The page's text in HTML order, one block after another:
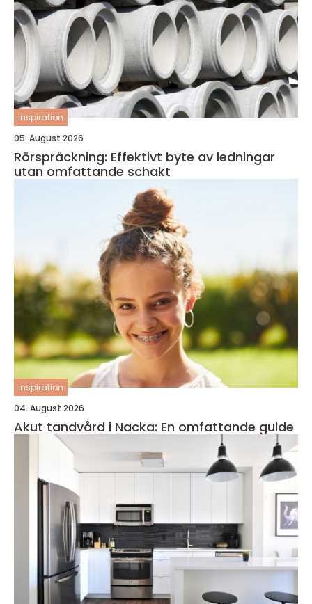
inspiration
05. August 2026
Rörspräckning: Effektivt byte av ledningar
utan omfattande schakt
inspiration
04. August 2026
Akut tandvård i Nacka: En omfattande guide